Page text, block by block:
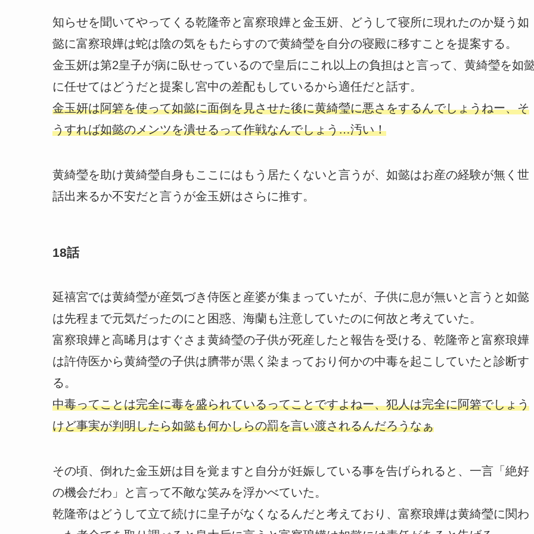
知らせを聞いてやってくる乾隆帝と富察琅嬅と金玉妍、どうして寝所に現れたのか疑う如
懿に富察琅嬅は蛇は陰の気をもたらすので黄綺瑩を自分の寝殿に移すことを提案する。
金玉妍は第2皇子が病に臥せっているので皇后にこれ以上の負担はと言って、黄綺瑩を如
に任せてはどうだと提案し宮中の差配もしているから適任だと話す。
金玉妍は阿箬を使って如懿に面倒を見させた後に黄綺瑩に悪さをするんでしょうねー、そ
うすれば如懿のメンツを潰せるって作戦なんでしょう…汚い！
黄綺瑩を助け黄綺瑩自身もここにはもう居たくないと言うが、如懿はお産の経験が無く世
話出来るか不安だと言うが金玉妍はさらに推す。
18話
延禧宮では黄綺瑩が産気づき侍医と産婆が集まっていたが、子供に息が無いと言うと如懿
は先程まで元気だったのにと困惑、海蘭も注意していたのに何故と考えていた。
富察琅嬅と高晞月はすぐさま黄綺瑩の子供が死産したと報告を受ける、乾隆帝と富察琅嬅
は許侍医から黄綺瑩の子供は臍帯が黒く染まっており何かの中毒を起こしていたと診断す
る。
中毒ってことは完全に毒を盛られているってことですよねー、犯人は完全に阿箬でしょう
けど事実が判明したら如懿も何かしらの罰を言い渡されるんだろうなぁ
その頃、倒れた金玉妍は目を覚ますと自分が妊娠している事を告げられると、一言「絶好
の機会だわ」と言って不敵な笑みを浮かべていた。
乾隆帝はどうして立て続けに皇子がなくなるんだと考えており、富察琅嬅は黄綺瑩に関わ